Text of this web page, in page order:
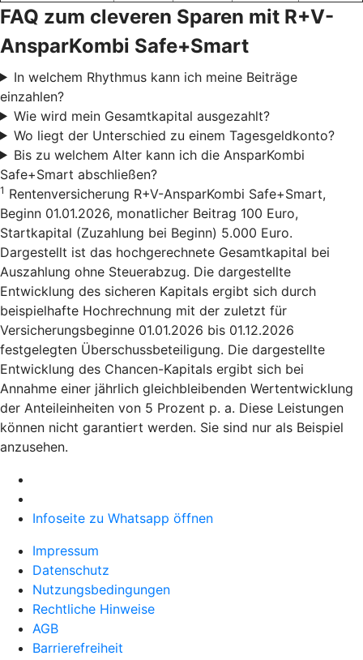
FAQ zum cleveren Sparen mit R+V-
AnsparKombi Safe+Smart
In welchem Rhythmus kann ich meine Beiträge
einzahlen?
Wie wird mein Gesamtkapital ausgezahlt?
Wo liegt der Unterschied zu einem Tagesgeldkonto?
Bis zu welchem Alter kann ich die AnsparKombi
Safe+Smart abschließen?
1 Rentenversicherung R+V-AnsparKombi Safe+Smart,
Beginn 01.01.2026, monatlicher Beitrag 100 Euro,
Startkapital (Zuzahlung bei Beginn) 5.000 Euro.
Dargestellt ist das hochgerechnete Gesamtkapital bei
Auszahlung ohne Steuerabzug. Die dargestellte
Entwicklung des sicheren Kapitals ergibt sich durch
beispielhafte Hochrechnung mit der zuletzt für
Versicherungsbeginne 01.01.2026 bis 01.12.2026
festgelegten Überschussbeteiligung. Die dargestellte
Entwicklung des Chancen-Kapitals ergibt sich bei
Annahme einer jährlich gleichbleibenden Wertentwicklung
der Anteileinheiten von 5 Prozent p. a. Diese Leistungen
können nicht garantiert werden. Sie sind nur als Beispiel
anzusehen.
Infoseite zu Whatsapp öffnen
Impressum
Datenschutz
Nutzungsbedingungen
Rechtliche Hinweise
AGB
Barrierefreiheit